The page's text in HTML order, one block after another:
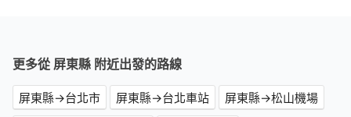
更多從 屏東縣 附近出發的路線
屏東縣→台北市 屏東縣→台北車站
屏東縣→松山機場